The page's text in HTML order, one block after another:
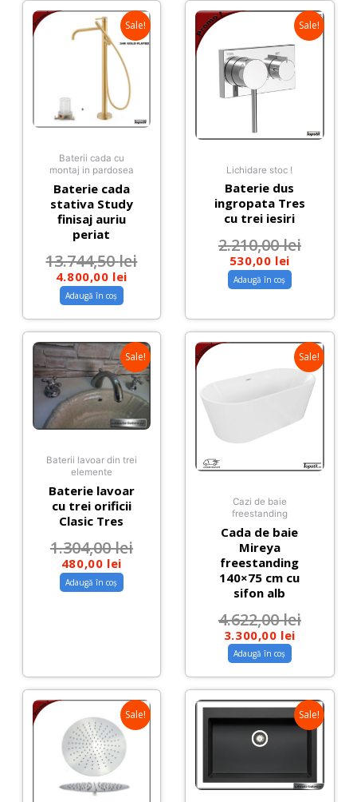
Sale!
Baterii cada cu
montaj in pardosea
Baterie cada
stativa Study
finisaj auriu
periat
13.744,50lei
4.800,00 lei
Adaugă în coș
Sale!
Lichidare stoc !
Baterie dus
ingropata Tres
cu trei iesiri
2.210,00lei
530,00 lei
Adaugă în coș
Sale!
Baterii lavoar din trei
elemente
Baterie lavoar
cu trei orificii
Clasic Tres
1.304,00lei
480,00 lei
Adaugă în coș
Sale!
Cazi de baie
freestanding
Cada de baie
Mireya
freestanding
140×75 cm cu
sifon alb
4.622,00lei
3.300,00 lei
Adaugă în coș
Sale! Sale!